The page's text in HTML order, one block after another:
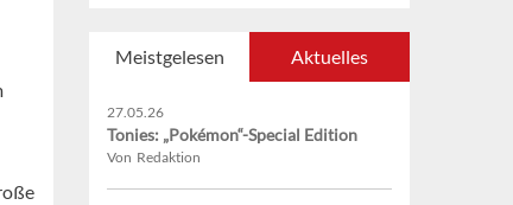
Meistgelesen Aktuelles
27.05.26
Tonies: „Pokémon“-Special Edition
Von Redaktion